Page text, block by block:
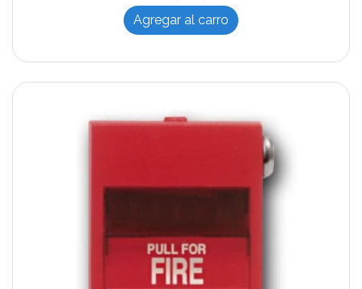
Agregar al carro